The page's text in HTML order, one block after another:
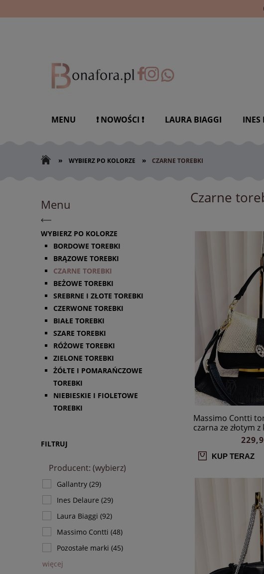
MENU ❗ NOWOŚCI ❗ LAURA BIAGGI INES
» WYBIERZ PO KOLORZE » CZARNE TOREBKI
Menu
WYBIERZ PO KOLORZE
BORDOWE TOREBKI
BRĄZOWE TOREBKI
CZARNE TOREBKI
BEŻOWE TOREBKI
SREBRNE I ZŁOTE TOREBKI
CZERWONE TOREBKI
BIAŁE TOREBKI
SZARE TOREBKI
RÓŻOWE TOREBKI
ZIELONE TOREBKI
ŻÓŁTE I POMARAŃCZOWE
TOREBKI
NIEBIESKIE I FIOLETOWE
TOREBKI
FILTRUJ
Producent: (wybierz)
Gallantry (29)
Ines Delaure (29)
Laura Biaggi (92)
Massimo Contti (48)
Pozostałe marki (45)
więcej
Czarne
Massimo Contti
czarna ze złotym
KUP TERAZ